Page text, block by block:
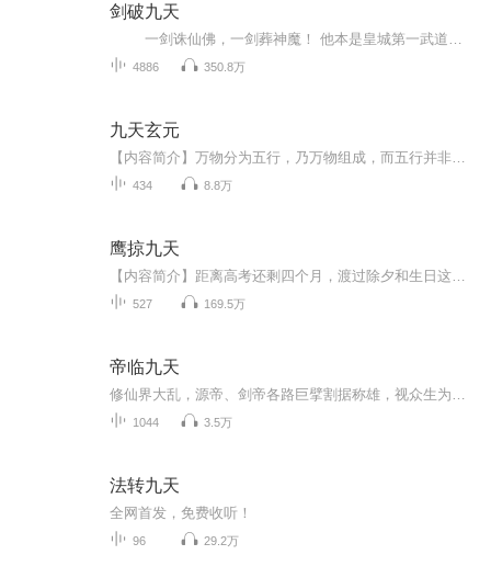
剑破九天
4886 350.8万
九天玄元
434 8.8万
鹰掠九天
527 169.5万
帝临九天
1044 3.5万
法转九天
全网首发，免费收听！
96 29.2万